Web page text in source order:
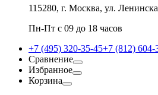
115280, г. Москва, ул.
Пн-Пт с 09 до 18 часов
+7 (495) 320-35-45+7 (812) 604-
Сравнение
Избранное
Корзина